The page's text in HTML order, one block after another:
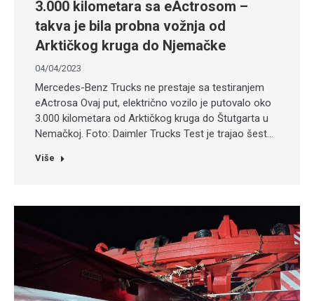
3.000 kilometara sa eActrosom –
takva je bila probna vožnja od
Arktičkog kruga do Njemačke
04/04/2023
Mercedes-Benz Trucks ne prestaje sa testiranjem
eActrosa Ovaj put, električno vozilo je putovalo oko
3.000 kilometara od Arktičkog kruga do Štutgarta u
Nemačkoj. Foto: Daimler Trucks Test je trajao šest…
Više